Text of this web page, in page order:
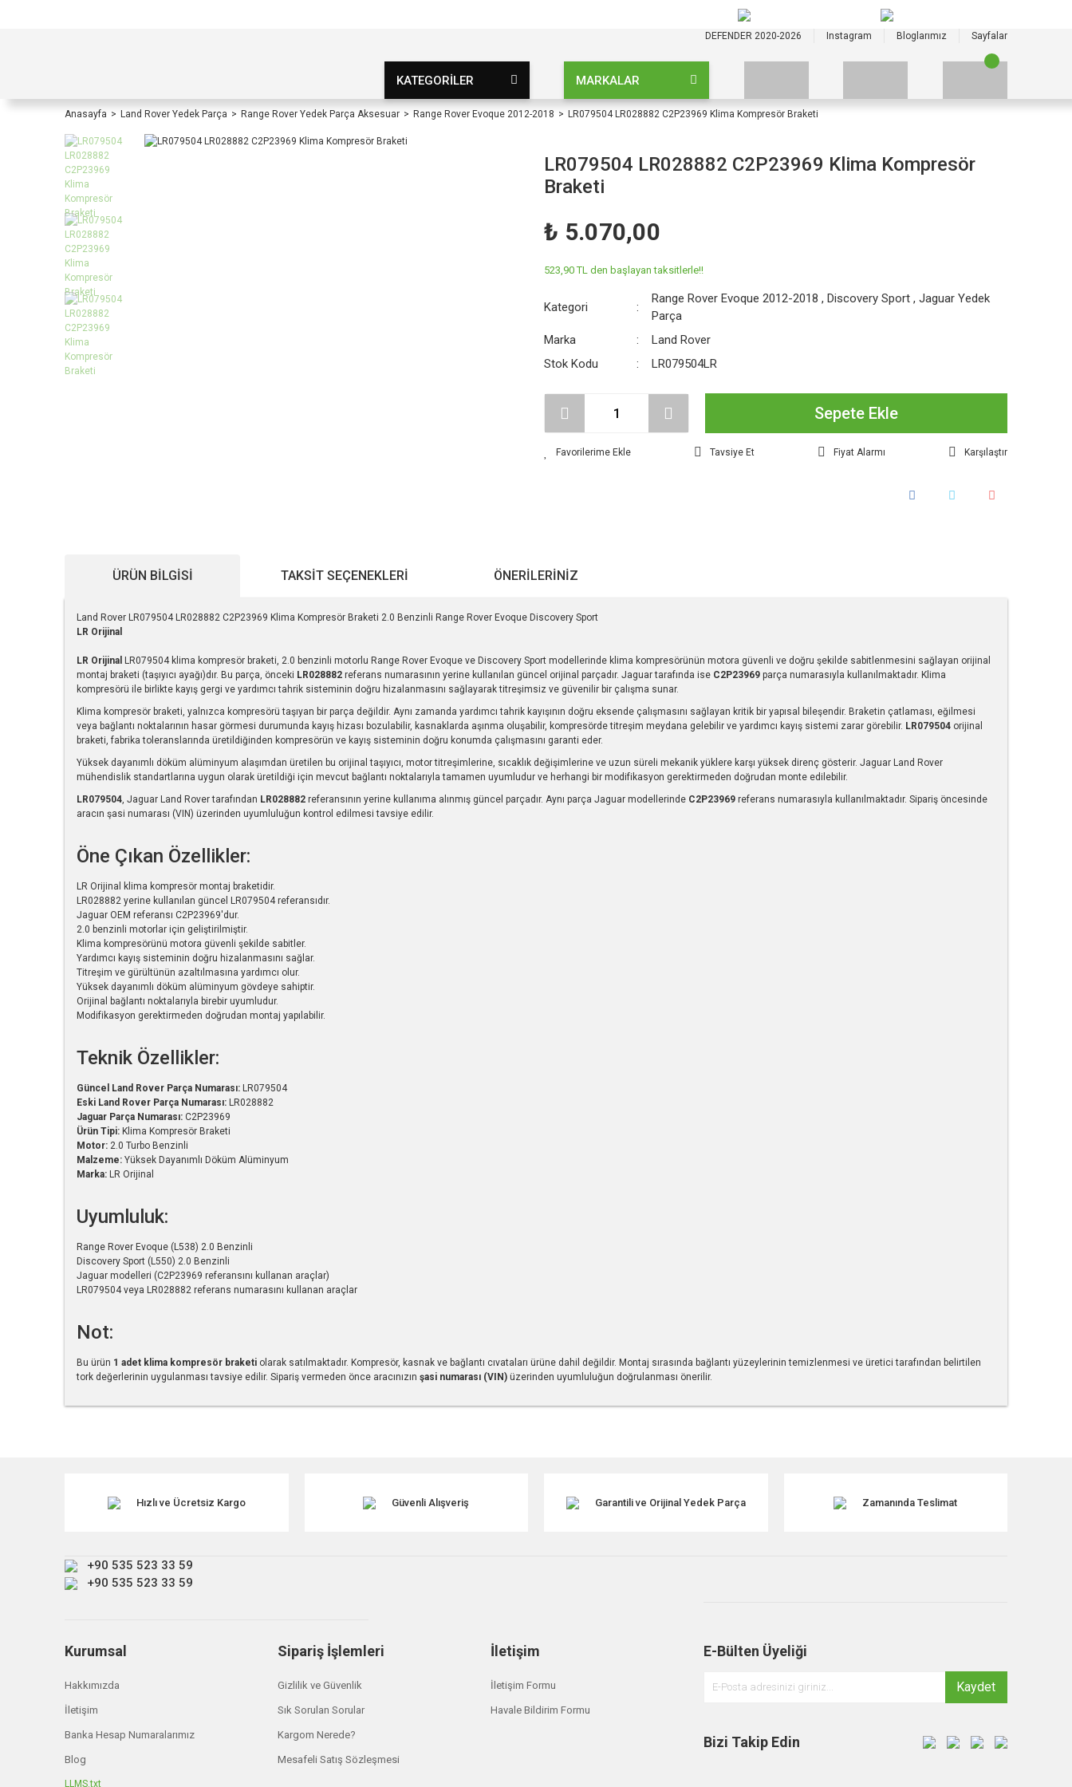
DEFENDER 2020-2026 Instagram Bloglarımız Sayfalar
KATEGORİLER MARKALAR
Anasayfa Land Rover Yedek Parça Range Rover Yedek Parça Aksesuar Range Rover Evoque 2012-2018 LR079504 LR028882 C2P23969 Klima Kompresör Braketi
LR079504 LR028882 C2P23969 Klima Kompresör
Braketi
₺ 5.070,00
523,90 TL den başlayan taksitlerle!!
Kategori
Range Rover Evoque 2012-2018 ,Discovery Sport ,Jaguar Yedek
Parça
Marka
Land Rover
Stok Kodu
LR079504LR
Sepete Ekle
Tavsiye Et Fiyat Alarmı Karşılaştır
ÜRÜN BILGISI TAKSIT SEÇENEKLERI ÖNERILERINIZ
Land Rover LR079504 LR028882 C2P23969 Klima Kompresör Braketi 2.0 Benzinli Range Rover Evoque Discovery Sport
LR Orijinal
LR Orijinal LR079504 klima kompresör braketi, 2.0 benzinli motorlu Range Rover Evoque ve Discovery Sport modellerinde klima kompresörünün motora güvenli ve doğru şekilde sabitlenmesini sağlayan orijinal
montaj braketi (taşıyıcı ayağı)dır. Bu parça, önceki LR028882 referans numarasının yerine kullanılan güncel orijinal parçadır. Jaguar tarafında ise C2P23969 parça numarasıyla kullanılmaktadır. Klima
kompresörü ile birlikte kayış gergi ve yardımcı tahrik sisteminin doğru hizalanmasını sağlayarak titreşimsiz ve güvenilir bir çalışma sunar.
Klima kompresör braketi, yalnızca kompresörü taşıyan bir parça değildir. Aynı zamanda yardımcı tahrik kayışının doğru eksende çalışmasını sağlayan kritik bir yapısal bileşendir. Braketin çatlaması, eğilmesi
veya bağlantı noktalarının hasar görmesi durumunda kayış hizası bozulabilir, kasnaklarda aşınma oluşabilir, kompresörde titreşim meydana gelebilir ve yardımcı kayış sistemi zarar görebilir. LR079504 orijinal
braketi, fabrika toleranslarında üretildiğinden kompresörün ve kayış sisteminin doğru konumda çalışmasını garanti eder.
Yüksek dayanımlı döküm alüminyum alaşımdan üretilen bu orijinal taşıyıcı, motor titreşimlerine, sıcaklık değişimlerine ve uzun süreli mekanik yüklere karşı yüksek direnç gösterir. Jaguar Land Rover
mühendislik standartlarına uygun olarak üretildiği için mevcut bağlantı noktalarıyla tamamen uyumludur ve herhangi bir modifikasyon gerektirmeden doğrudan monte edilebilir.
LR079504, Jaguar Land Rover tarafından LR028882 referansının yerine kullanıma alınmış güncel parçadır. Aynı parça Jaguar modellerinde C2P23969 referans numarasıyla kullanılmaktadır. Sipariş öncesinde
aracın şasi numarası (VIN) üzerinden uyumluluğun kontrol edilmesi tavsiye edilir.
Öne Çıkan Özellikler:
LR Orijinal klima kompresör montaj braketidir.
LR028882 yerine kullanılan güncel LR079504 referansıdır.
Jaguar OEM referansı C2P23969'dur.
2.0 benzinli motorlar için geliştirilmiştir.
Klima kompresörünü motora güvenli şekilde sabitler.
Yardımcı kayış sisteminin doğru hizalanmasını sağlar.
Titreşim ve gürültünün azaltılmasına yardımcı olur.
Yüksek dayanımlı döküm alüminyum gövdeye sahiptir.
Orijinal bağlantı noktalarıyla birebir uyumludur.
Modifikasyon gerektirmeden doğrudan montaj yapılabilir.
Teknik Özellikler:
Güncel Land Rover Parça Numarası: LR079504
Eski Land Rover Parça Numarası: LR028882
Jaguar Parça Numarası: C2P23969
Ürün Tipi: Klima Kompresör Braketi
Motor: 2.0 Turbo Benzinli
Malzeme: Yüksek Dayanımlı Döküm Alüminyum
Marka: LR Orijinal
Uyumluluk:
Range Rover Evoque (L538) 2.0 Benzinli
Discovery Sport (L550) 2.0 Benzinli
Jaguar modelleri (C2P23969 referansını kullanan araçlar)
LR079504 veya LR028882 referans numarasını kullanan araçlar
Not:
Bu ürün 1 adet klima kompresör braketi olarak satılmaktadır. Kompresör, kasnak ve bağlantı cıvataları ürüne dahil değildir. Montaj sırasında bağlantı yüzeylerinin temizlenmesi ve üretici tarafından belirtilen
tork değerlerinin uygulanması tavsiye edilir. Sipariş vermeden önce aracınızın şasi numarası (VIN) üzerinden uyumluluğun doğrulanması önerilir.
Ürün açıklamasında eksik bilgiler bulunuyor.
Bu ürüne benzer farklı alternatifler olmalı.
Hızlı ve Ücretsiz Kargo Güvenli Alışveriş Garantili ve Orijinal Yedek Parça Zamanında Teslimat
+90 535 523 33 59
+90 535 523 33 59
Kurumsal
Hakkımızda
İletişim
Banka Hesap Numaralarımız
Blog
LLMS.txt
Sipariş İşlemleri
Gizlilik ve Güvenlik
Sık Sorulan Sorular
Kargom Nerede?
Mesafeli Satış Sözleşmesi
İletişim
İletişim Formu
Havale Bildirim Formu
E-Bülten Üyeliği
Kaydet
Bizi Takip Edin